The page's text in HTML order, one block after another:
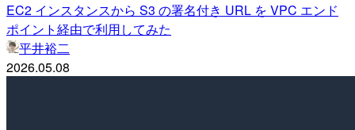
EC2 インスタンスから S3 の署名付き URL を VPC エンド
ポイント経由で利用してみた
平井裕二
2026.05.08